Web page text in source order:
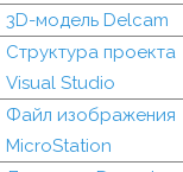
3D-модель Delcam
Структура проекта
Visual Studio
Файл изображения
MicroStation